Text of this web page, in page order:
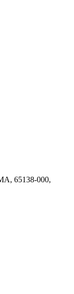
65138-000,